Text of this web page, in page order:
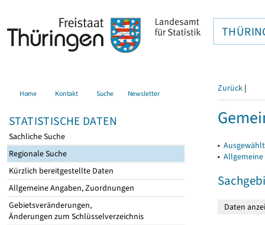
Home Kontakt Suche Newsletter
STATISTISCHE DATEN
Sachliche Suche
Regionale Suche
Kürzlich bereitgestellte Daten
Allgemeine Angaben, Zuordnungen
Gebietsveränderungen,
Änderungen zum Schlüsselverzeichnis
Zurück |
▸
▸